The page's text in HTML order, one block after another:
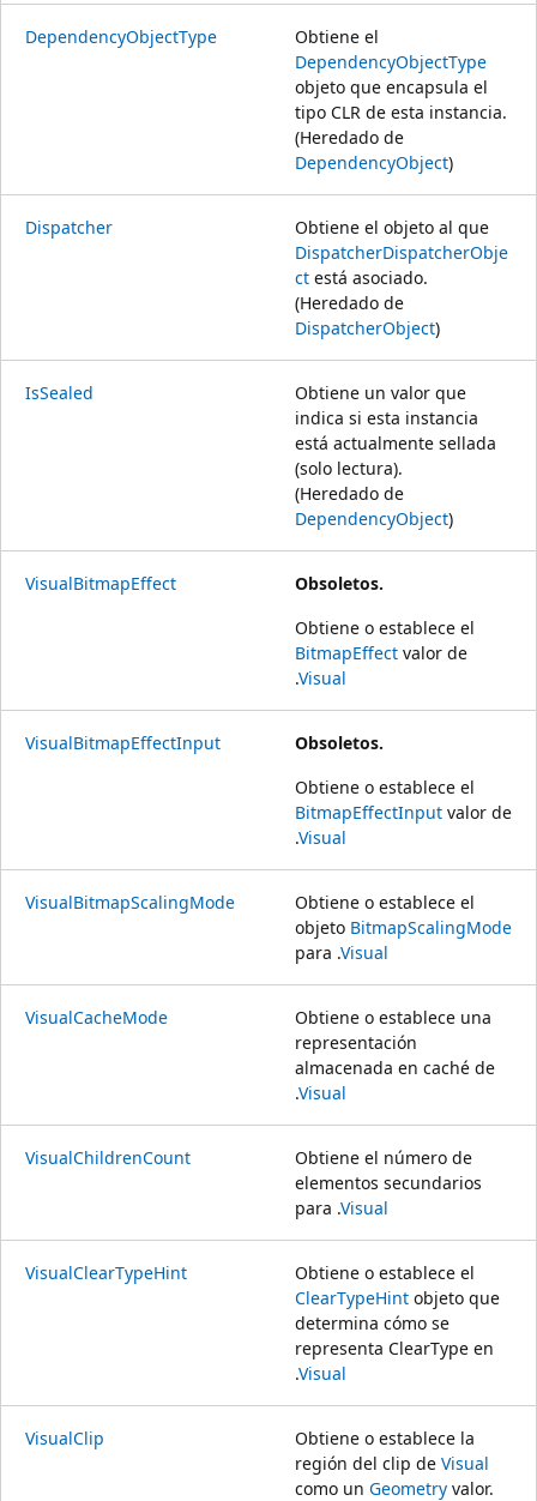
DependencyObjectType
Obtiene el
DependencyObjectType
objeto que encapsula el
tipo CLR de esta instancia.
(Heredado de
DependencyObject)
Dispatcher
Obtiene el objeto al que
DispatcherDispatcherObje
ct está asociado.
(Heredado de
DispatcherObject)
IsSealed
Obtiene un valor que
indica si esta instancia
está actualmente sellada
(solo lectura).
(Heredado de
DependencyObject)
VisualBitmapEffect
Obsoletos.
Obtiene o establece el
BitmapEffect valor de
.Visual
VisualBitmapEffectInput
Obsoletos.
Obtiene o establece el
BitmapEffectInput valor de
.Visual
VisualBitmapScalingMode
Obtiene o establece el
objeto BitmapScalingMode
para .Visual
VisualCacheMode
Obtiene o establece una
representación
almacenada en caché de
.Visual
VisualChildrenCount
Obtiene el número de
elementos secundarios
para .Visual
VisualClearTypeHint
Obtiene o establece el
ClearTypeHint objeto que
determina cómo se
representa ClearType en
.Visual
VisualClip
Obtiene o establece la
región del clip de Visual
como un Geometry valor.